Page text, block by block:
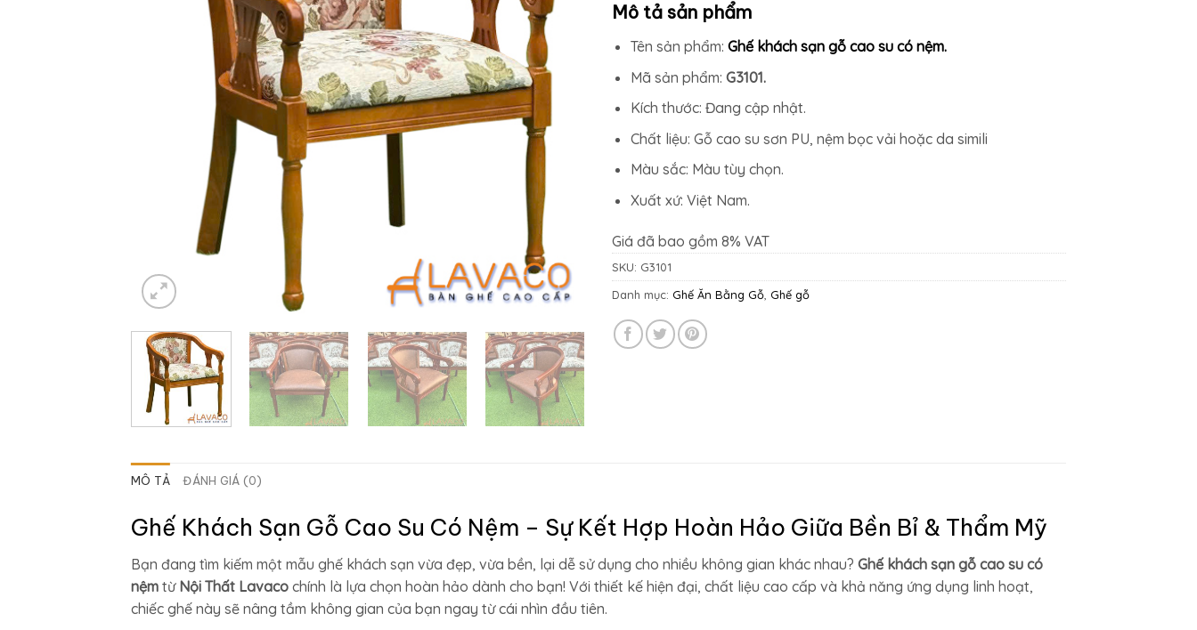
Mô tả sản phẩm
Tên sản phẩm: Ghế khách sạn gỗ cao su có nệm.
Mã sản phẩm: G3101.
Kích thước: Đang cập nhật.
Chất liệu: Gỗ cao su sơn PU, nệm bọc vải hoặc da simili
Màu sắc: Màu tùy chọn.
Xuất xứ: Việt Nam.
Giá đã bao gồm 8% VAT
SKU: G3101
Danh mục: Ghế Ăn Bằng Gỗ Ghế gỗ
MÔ TẢ ĐÁNH GIÁ (0)
Ghế Khách Sạn Gỗ Cao Su Có Nệm – Sự Kết Hợp Hoàn Hảo Giữa Bền Bỉ & Thẩm Mỹ
Bạn đang tìm kiếm một mẫu ghế khách sạn vừa đẹp, vừa bền, lại dễ sử dụng cho nhiều không gian khác nhau? Ghế khách sạn gỗ cao su có
nệm từ Nội Thất Lavaco chính là lựa chọn hoàn hảo dành cho bạn! Với thiết kế hiện đại, chất liệu cao cấp và khả năng ứng dụng linh hoạt,
chiếc ghế này sẽ nâng tầm không gian của bạn ngay từ cái nhìn đầu tiên.